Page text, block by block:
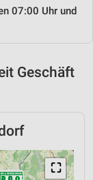
07:00 Uhr und
Geschäft
⛶